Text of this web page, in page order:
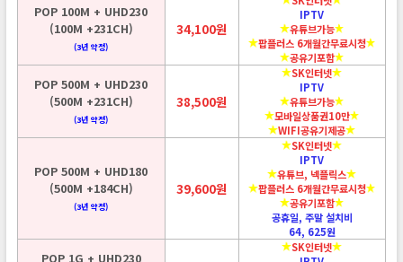
POP 100M + UHD230
(100M +231CH)
(3년 약정)
34,100원
IPTV
유튜브가능
팝플러스 6개월간무료시청
공유기포함
POP 500M + UHD230
(500M +231CH)
(3년 약정)
38,500원
SK인터넷
IPTV
유튜브가능
모바일상품권10만
WIFI공유기제공
POP 500M + UHD180
(500M +184CH)
(3년 약정)
39,600원
SK인터넷
IPTV
유튜브, 넥플릭스
팝플러스 6개월간무료시청
공유기포함
공휴일, 주말 설치비
64, 625원
POP 1G + UHD230
SK인터넷